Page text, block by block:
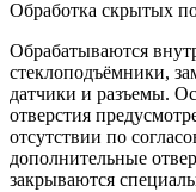
Обработка скрытых
Обрабатываются
стеклоподъёмники,
датчики и разъемы.
отверстия
отсутствии по
дополнительные
закрываются